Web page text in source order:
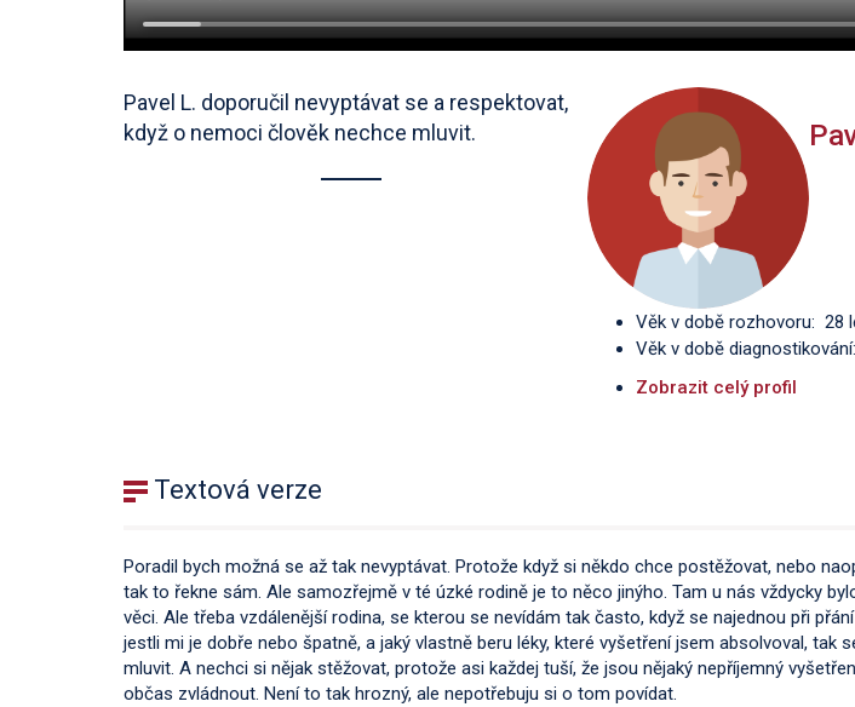
Pavel L. doporučil nevyptávat se a respektovat,
když o nemoci člověk nechce mluvit.
Věk v době rozhovoru: 28
Věk v době
Zobrazit celý profil
Textová verze
Poradil bych možná se až tak nevyptávat. Protože když si někdo chce postěžovat, nebo
tak to řekne sám. Ale samozřejmě v té úzké rodině je to něco jinýho. Tam u nás vždycky
věci. Ale třeba vzdálenější rodina, se kterou se nevídám tak často, když se najednou při
jestli mi je dobře nebo špatně, a jaký vlastně beru léky, které vyšetření jsem absolvoval, tak
mluvit. A nechci si nějak stěžovat, protože asi každej tuší, že jsou nějaký nepříjemný
občas zvládnout. Není to tak hrozný, ale nepotřebuju si o tom povídat.